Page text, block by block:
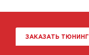
ЗАКАЗАТЬ ТЮНИНГ